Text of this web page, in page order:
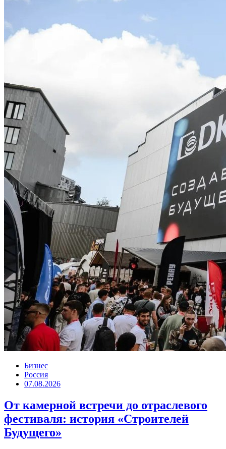
Бизнес
Россия
07.08.2026
От камерной встречи до отраслевого
фестиваля: история «Строителей
Будущего»